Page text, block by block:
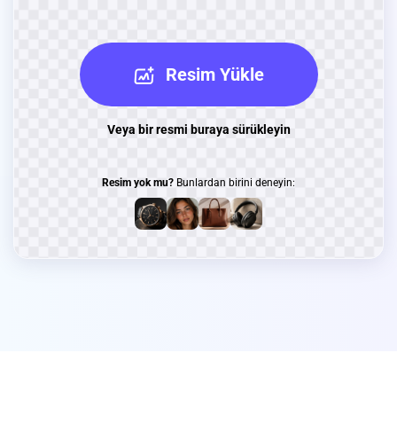
Resim Yükle
Veya bir resmi buraya sürükleyin
Resim yok mu? Bunlardan birini deneyin: